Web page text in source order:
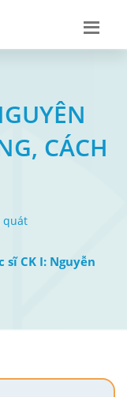
CÁCH
quát
sĩ CK I: Nguyễn